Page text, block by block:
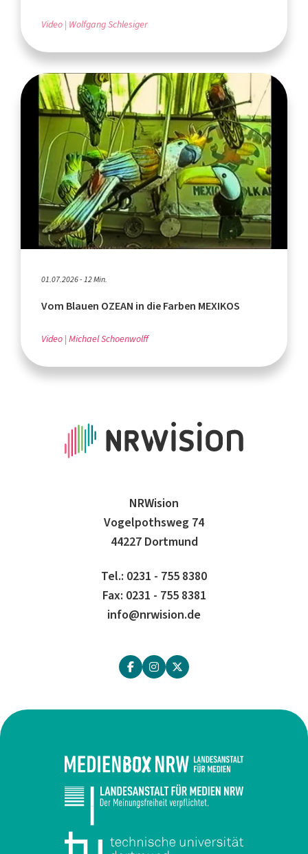
Video Wolfgang Schlesiger
01.07.2026 - 12 Min.
Vom Blauen OZEAN in die Farben MEXIKOS
Video Michael Schoenwolff
NRWision
Vogelpothsweg 74
44227 Dortmund
Tel.: 0231 - 755 8380
Fax: 0231 - 755 8381
info@nrwision.de